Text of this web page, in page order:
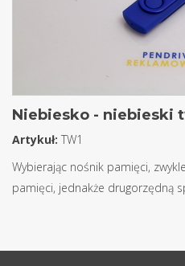
Niebiesko - niebieski
Artykuł: TW1
Wybierając nośnik pamięci,
pamięci, jednakże drugorzędną